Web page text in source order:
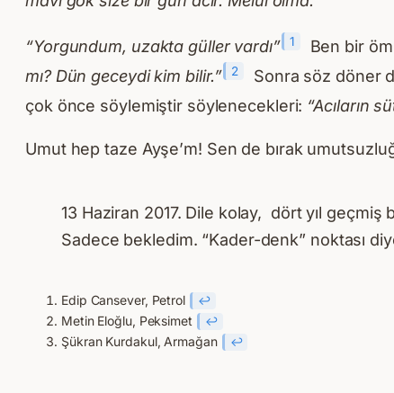
“Yorgundum, uzakta güller vardı” 1 Ben bir
mı? Dün geceydi kim bilir.”
2
Sonra söz döner
çok önce söylemiştir söylenecekleri: “Acıların
Umut hep taze Ayşe’m! Sen de bırak
13 Haziran 2017. Dile kolay, dört yıl
Sadece bekledim. “Kader-denk” noktası
Edip Cansever, Petrol ↩︎
Metin Eloğlu, Peksimet ↩︎
Şükran Kurdakul, Armağan ↩︎